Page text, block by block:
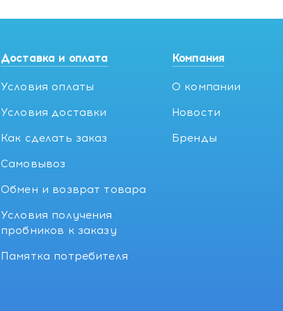
Доставка и оплата
Условия оплаты
Условия доставки
Как сделать заказ
Самовывоз
Обмен и возврат товара
Условия получения
пробников к заказу
Памятка потребителя
Компания
О компании
Новости
Бренды